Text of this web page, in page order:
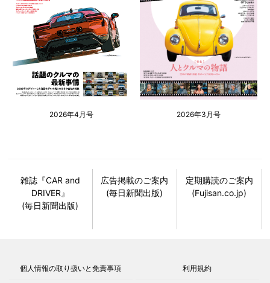
2026年4月号 2026年3月号
雑誌『CAR and
DRIVER』
(毎日新聞出版)
広告掲載のご案内
(毎日新聞出版)
定期購読のご案内
(Fujisan.co.jp)
個人情報の取り扱いと免責事項 利用規約